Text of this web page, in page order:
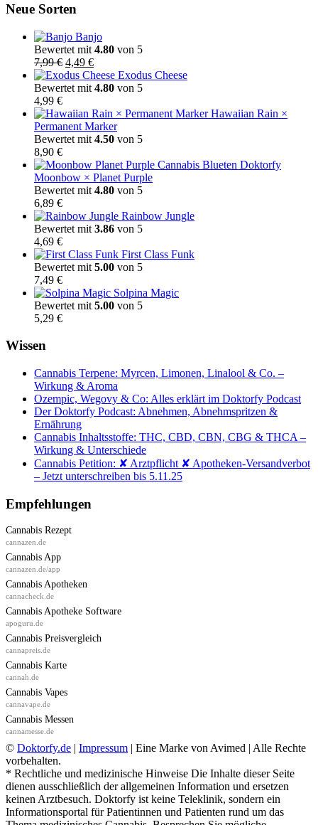
Neue Sorten
Banjo
Bewertet mit 4.80 von 5
7,99€ Ursprünglicher
Preis
war:
4,49 €Aktueller
Preis
ist:
Exodus Cheese
Bewertet mit 4.80 von 5
4,99 €
Hawaiian Rain ×
Permanent Marker
Bewertet mit 4.50 von 5
8,90 €
Moonbow × Planet Purple
Bewertet mit 4.80 von 5
6,89 €
Rainbow Jungle
Bewertet mit 3.86 von 5
4,69 €
First Class Funk
Bewertet mit 5.00 von 5
7,49 €
Solpina Magic
Bewertet mit 5.00 von 5
5,29 €
Wissen
Cannabis Terpene: Myrcen, Limonen, Linalool & Co. –
Wirkung & Aroma
Ozempic, Wegovy & Co: Alles erklärt im Doktorfy Podcast
Der Doktorfy Podcast: Abnehmen, Abnehmspritzen &
Ernährung
Cannabis Inhaltsstoffe: THC, CBD, CBN, CBG & THCA –
Wirkung & Unterschiede
Cannabis Petition: ✘ Arztpflicht ✘ Apotheken-Versandverbot
– Jetzt unterschreiben bis 5.11.25
Empfehlungen
Cannabis Rezept
cannazen.de
Cannabis App
cannazen.de/app
Cannabis Apotheken
cannacheck.de
Cannabis Apotheke Software
apoguru.de
Cannabis Preisvergleich
cannapreis.de
Cannabis Karte
cannah.de
Cannabis Vapes
cannavape.de
Cannabis Messen
cannamesse.de
© Doktorfy.de | Impressum | Eine Marke von Avimed | Alle Rechte
vorbehalten.
* Rechtliche und medizinische Hinweise Die Inhalte dieser Seite
dienen ausschließlich der allgemeinen Information und ersetzen
keinen Arztbesuch. Doktorfy ist keine Teleklinik, sondern ein
Informationsportal für Patientinnen und Patienten rund um das